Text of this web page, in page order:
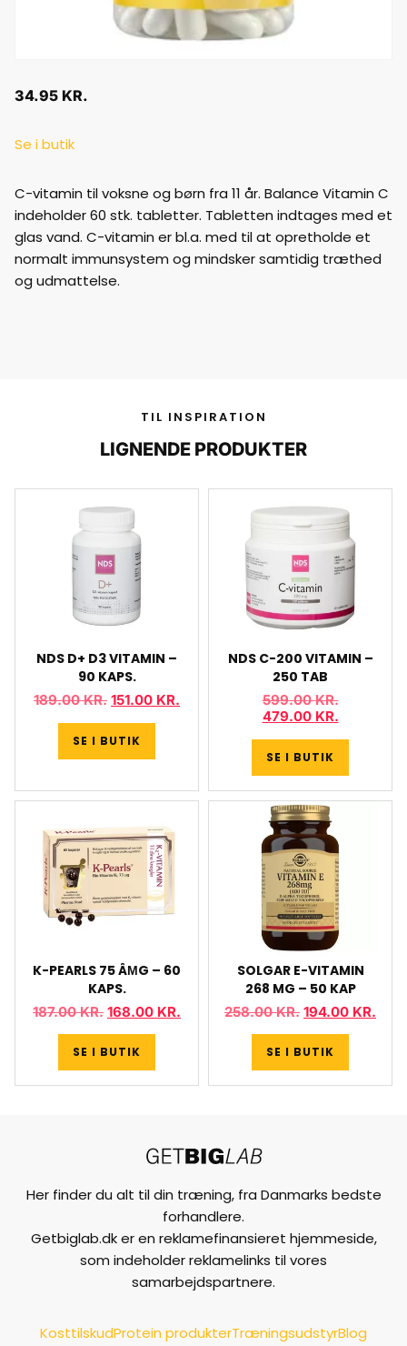
34.95 KR.
Se i butik
C-vitamin til voksne og børn fra 11 år. Balance Vitamin C
indeholder 60 stk. tabletter. Tabletten indtages med et
glas vand. C-vitamin er bl.a. med til at opretholde et
normalt immunsystem og mindsker samtidig træthed
og udmattelse.
TIL INSPIRATION
LIGNENDE PRODUKTER
NDS D+ D3 VITAMIN –
90 KAPS.
189.00KR. 151.00 KR.
SE I BUTIK
NDS C-200 VITAMIN –
250 TAB
599.00KR.
479.00 KR.
SE I BUTIK
K-PEARLS 75 ÂΜG – 60
KAPS.
187.00KR. 168.00 KR.
SE I BUTIK
SOLGAR E-VITAMIN
268 MG – 50 KAP
258.00KR. 194.00 KR.
SE I BUTIK
Her finder du alt til din træning, fra Danmarks bedste
forhandlere.
Getbiglab.dk er en reklamefinansieret hjemmeside,
som indeholder reklamelinks til vores
samarbejdspartnere.
KosttilskudProtein produkterTræningsudstyrBlog